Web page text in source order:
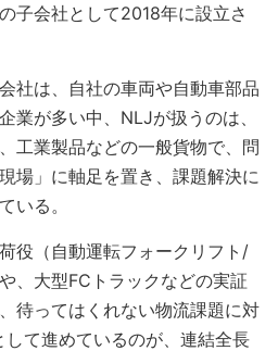
子会社として2018年に設立さ
社は、自社の車両や自動車部品
業が多い中、NLJが扱うのは、
工業製品などの一般貨物で、問
場」に軸足を置き、課題解決に
いる。
役（自動運転フォークリフト/
、大型FCトラックなどの実証
待ってはくれない物流課題に対
して進めているのが、連結全長